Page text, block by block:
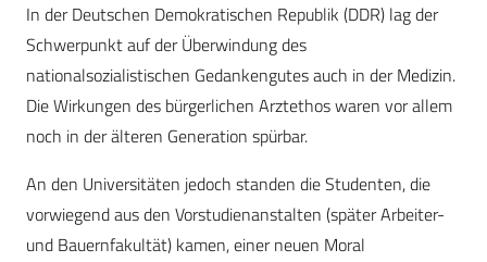
In der Deutschen Demokratischen Republik (DDR) lag der
Schwerpunkt auf der Überwindung des
nationalsozialistischen Gedankengutes auch in der Medizin.
Die Wirkungen des bürgerlichen Arztethos waren vor allem
noch in der älteren Generation spürbar.
An den Universitäten jedoch standen die Studenten, die
vorwiegend aus den Vorstudienanstalten (später Arbeiter-
und Bauernfakultät) kamen, einer neuen Moral